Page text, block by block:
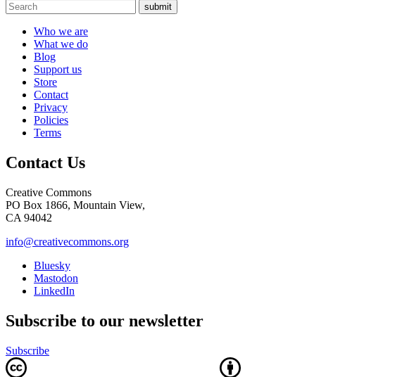
submit
Who we are
What we do
Blog
Support us
Store
Contact
Privacy
Policies
Terms
Contact Us
Creative Commons
PO Box 1866, Mountain View,
CA 94042
info@creativecommons.org
Bluesky
Mastodon
LinkedIn
Subscribe to our newsletter
Subscribe